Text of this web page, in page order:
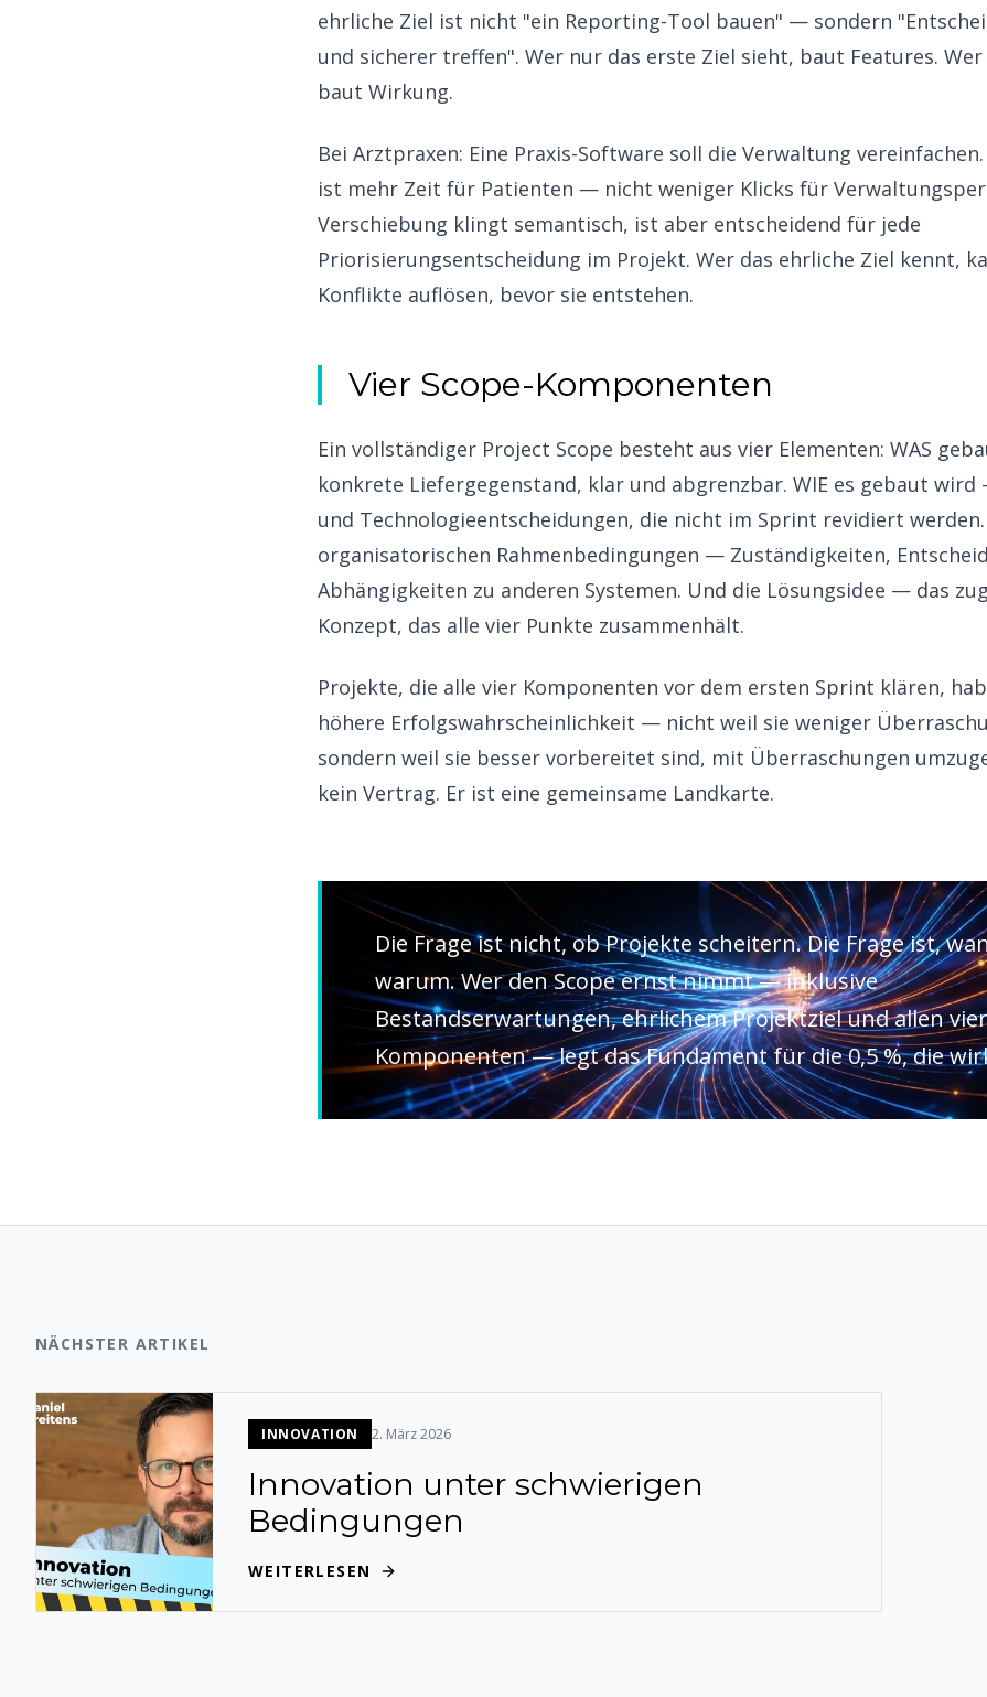
ehrliche Ziel ist nicht "ein Reporting-Tool bauen" — sondern
und sicherer treffen". Wer nur das erste Ziel sieht, baut Features.
baut Wirkung.
Bei Arztpraxen: Eine Praxis-Software soll die Verwaltung
ist mehr Zeit für Patienten — nicht weniger Klicks für
Verschiebung klingt semantisch, ist aber entscheidend für jede
Priorisierungsentscheidung im Projekt. Wer das ehrliche Ziel kennt,
Konflikte auflösen, bevor sie entstehen.
Vier Scope-Komponenten
Ein vollständiger Project Scope besteht aus vier Elementen: WAS
konkrete Liefergegenstand, klar und abgrenzbar. WIE es gebaut
und Technologieentscheidungen, die nicht im Sprint revidiert werden.
organisatorischen Rahmenbedingungen — Zuständigkeiten,
Abhängigkeiten zu anderen Systemen. Und die Lösungsidee — das
Konzept, das alle vier Punkte zusammenhält.
Projekte, die alle vier Komponenten vor dem ersten Sprint klären,
höhere Erfolgswahrscheinlichkeit — nicht weil sie weniger
sondern weil sie besser vorbereitet sind, mit Überraschungen
kein Vertrag. Er ist eine gemeinsame Landkarte.
Die Frage ist nicht, ob Projekte scheitern. Die Frage ist,
warum. Wer den Scope ernst nimmt — inklusive
Bestandserwartungen, ehrlichem Projektziel und allen vier
Komponenten — legt das Fundament für die 0,5 %, die
NÄCHSTER ARTIKEL
INNOVATION 2. März 2026
Innovation unter schwierigen
Bedingungen
WEITERLESEN